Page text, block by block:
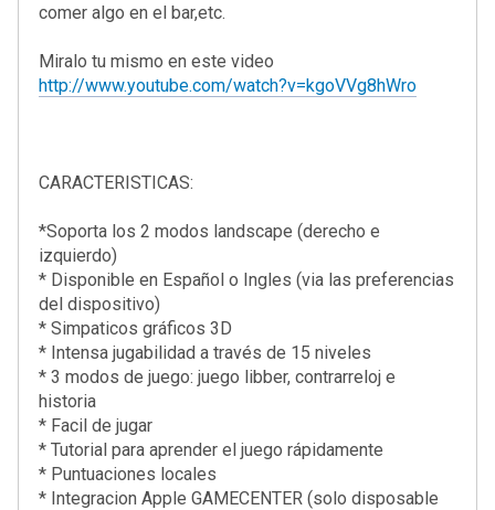
comer algo en el bar,etc.
Miralo tu mismo en este video
http://www.youtube.com/watch?v=kgoVVg8hWro
CARACTERISTICAS:
*Soporta los 2 modos landscape (derecho e
izquierdo)
* Disponible en Español o Ingles (via las preferencias
del dispositivo)
* Simpaticos gráficos 3D
* Intensa jugabilidad a través de 15 niveles
* 3 modos de juego: juego libber, contrarreloj e
historia
* Facil de jugar
* Tutorial para aprender el juego rápidamente
* Puntuaciones locales
* Integracion Apple GAMECENTER (solo disposable